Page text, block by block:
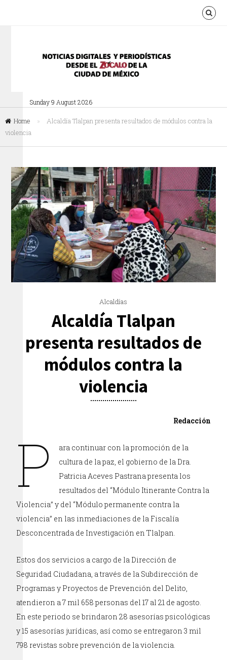
Sunday 9 August 2026
Home »
Alcaldía Tlalpan presenta resultados de módulos contra la
violencia
Alcaldías
Alcaldía Tlalpan
presenta resultados de
módulos contra la
violencia
Redacción
P
ara continuar con la promoción de la
cultura de la paz, el gobierno de la Dra.
Patricia Aceves Pastrana presenta los
resultados del “Módulo Itinerante Contra la
Violencia” y del “Módulo permanente contra la
violencia” en las inmediaciones de la Fiscalía
Desconcentrada de Investigación en Tlalpan.
Estos dos servicios a cargo de la Dirección de
Seguridad Ciudadana, a través de la Subdirección de
Programas y Proyectos de Prevención del Delito,
atendieron a 7 mil 658 personas del 17 al 21 de agosto.
En este periodo se brindaron 28 asesorías psicológicas
y 15 asesorías jurídicas, así como se entregaron 3 mil
798 revistas sobre prevención de la violencia.